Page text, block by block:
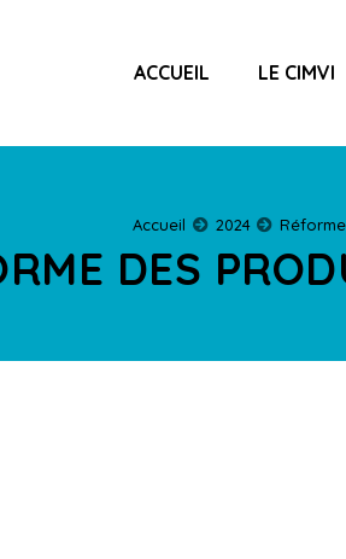
ACCUEIL LE CIMVI
Accueil 2024
DES